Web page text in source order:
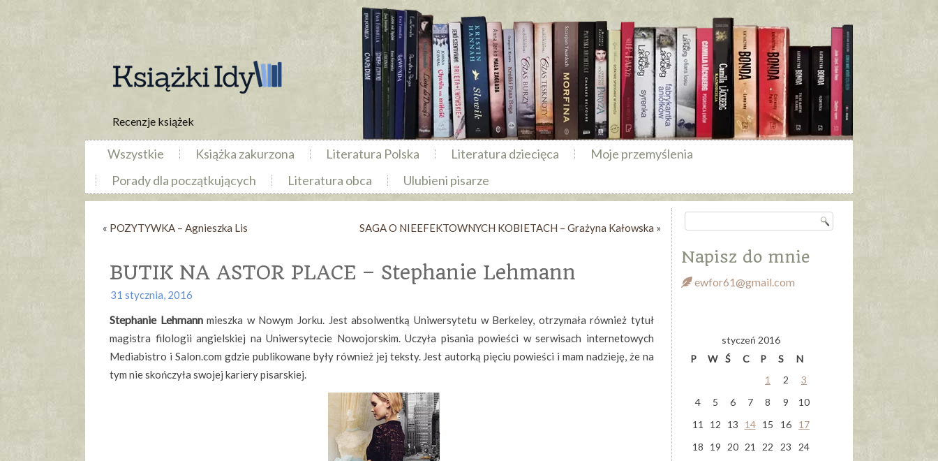
Recenzje książek
Wszystkie Książka zakurzona Literatura Polska Literatura dziecięca
Moje przemyślenia
Porady dla początkujących
Literatura obca Ulubieni pisarze
« POZYTYWKA – Agnieszka Lis SAGA O NIEEFEKTOWNYCH KOBIETACH – Grażyna Kałowska »
BUTIK NA ASTOR PLACE – Stephanie Lehmann
31 stycznia, 2016
Stephanie Lehmannmieszka w Nowym Jorku. Jest absolwentką Uniwersytetu w Berkeley, otrzymała również tytuł
magistra filologii angielskiej na Uniwersytecie Nowojorskim. Uczyła pisania powieści w serwisach internetowych
Mediabistro i Salon.com gdzie publikowane były również jej teksty. Jest autorką pięciu powieści i mam nadzieję, że na
tym nie skończyła swojej kariery pisarskiej.
Napisz do mnie
ewfor61@gmail.com
styczeń 2016
P
W Ś C P S
N
1
2
3
4
5 6 7 8 9
10
11
12 13 14 15 16
17
18
19 20 21 22 23
24